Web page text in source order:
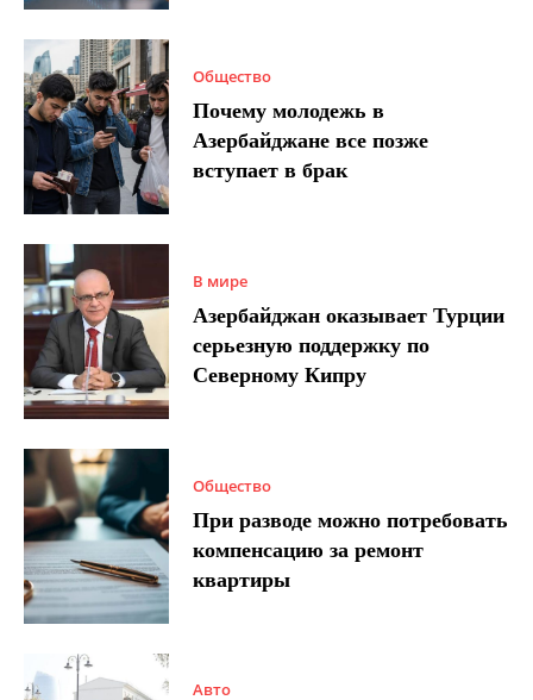
Общество
Почему молодежь в
Азербайджане все позже
вступает в брак
В мире
Азербайджан оказывает Турции
серьезную поддержку по
Северному Кипру
Общество
При разводе можно потребовать
компенсацию за ремонт
квартиры
Авто